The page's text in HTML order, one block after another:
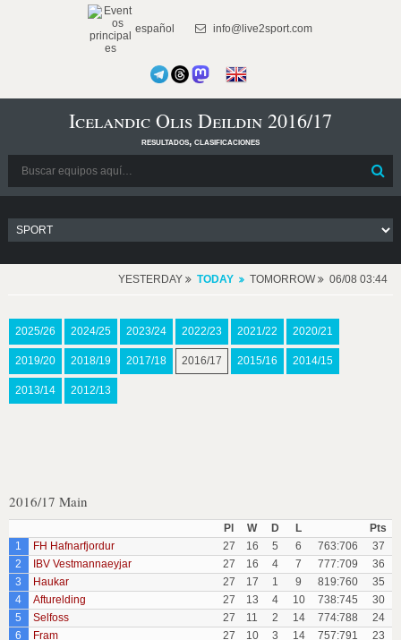
español info@live2sport.com
Icelandic Olis Deildin 2016/17
resultados, clasificaciones
YESTERDAY TODAY TOMORROW 06/08 03:44
2025/26 2024/25 2023/24 2022/23 2021/22 2020/21
2019/20 2018/19 2017/18 2016/17 2015/16 2014/15
2013/14 2012/13
2016/17 Main
Pl W D L
Pts
1
FH Hafnarfjordur 27 16 5 6 763:706
37
2
IBV Vestmannaeyjar 27 16 4 7 777:709
36
3
Haukar 27 17 1 9 819:760
35
4
Afturelding 27 13 4 10 738:745
30
5
Selfoss 27 11 2 14 774:788
24
6
Fram 27 10 3 14 757:791
23